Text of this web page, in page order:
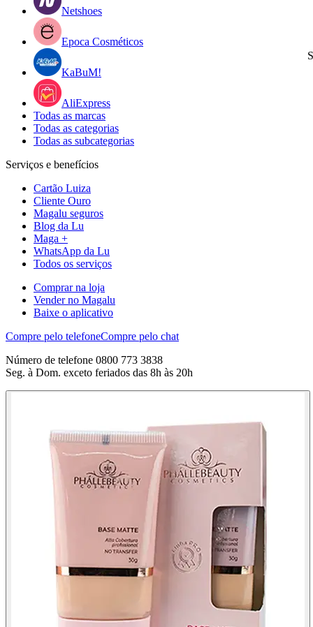
Netshoes
Epoca Cosméticos
KaBuM!
AliExpress
Todas as marcas
Todas as categorias
Todas as subcategorias
Serviços e benefícios
Cartão Luiza
Cliente Ouro
Magalu seguros
Blog da Lu
Maga +
WhatsApp da Lu
Todos os serviços
Comprar na loja
Vender no Magalu
Baixe o aplicativo
Compre pelo telefoneCompre pelo chat
Número de telefone 0800 773 3838
Seg. à Dom. exceto feriados das 8h às 20h